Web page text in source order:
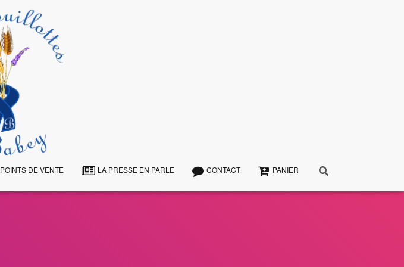
POINTS DE VENTE LA PRESSE EN PARLE CONTACT PANIER